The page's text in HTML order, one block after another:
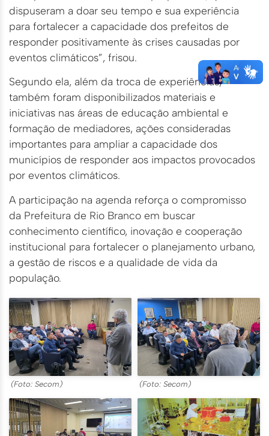
dispuseram a doar seu tempo e sua experiência
para fortalecer a capacidade dos prefeitos de
responder positivamente às crises causadas por
eventos climáticos”, frisou.
Segundo ela, além da troca de experiências,
também foram disponibilizados materiais e
iniciativas nas áreas de educação ambiental e
formação de mediadores, ações consideradas
importantes para ampliar a capacidade dos
municípios de responder aos impactos provocados
por eventos climáticos.
A participação na agenda reforça o compromisso
da Prefeitura de Rio Branco em buscar
conhecimento científico, inovação e cooperação
institucional para fortalecer o planejamento urbano,
a gestão de riscos e a qualidade de vida da
população.
(Foto: Secom) (Foto: Secom)